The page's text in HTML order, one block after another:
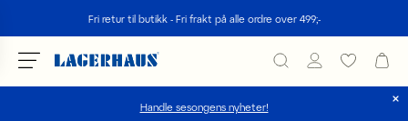
Fri retur til butikk - Fri frakt på alle ordre over 499;-
Handle sesongens nyheter!
velg språk / valuta